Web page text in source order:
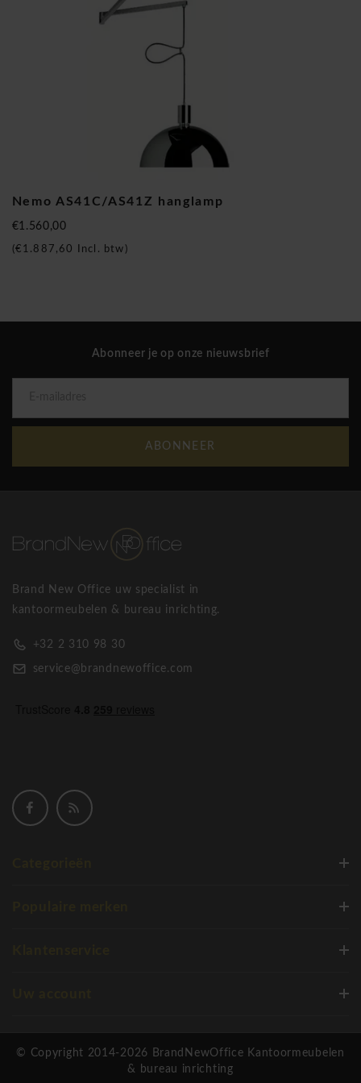
Nemo AS41C/AS41Z hanglamp
€1.560,00
(€1.887,60 Incl. btw)
Abonneer je op onze nieuwsbrief
ABONNEER
Brand New Office uw specialist in
kantoormeubelen & bureau inrichting.
+32 2 310 98 30
service@brandnewoffice.com
© Copyright 2014-2026 BrandNewOffice Kantoormeubelen
& bureau inrichting